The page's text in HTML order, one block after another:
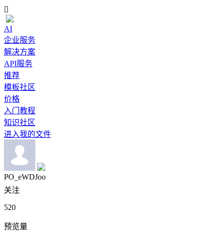

AI
企业服务
解决方案
API服务
推荐
模板社区
价格
入门教程
知识社区
进入我的文件
PO_eWDJoo
关注
520
预览量